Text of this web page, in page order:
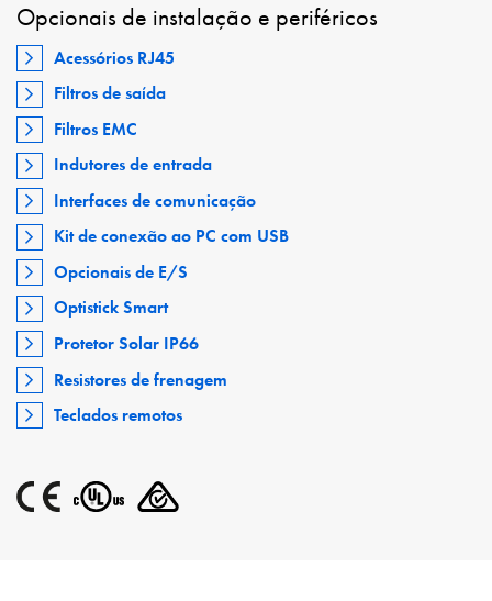
Opcionais de instalação e periféricos
Acessórios RJ45
Filtros de saída
Filtros EMC
Indutores de entrada
Interfaces de comunicação
Kit de conexão ao PC com USB
Opcionais de E/S
Optistick Smart
Protetor Solar IP66
Resistores de frenagem
Teclados remotos